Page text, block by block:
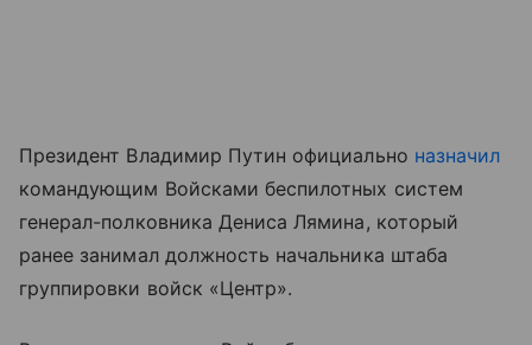
Президент Владимир Путин официально назначил
командующим Войсками беспилотных систем
генерал-полковника Дениса Лямина, который
ранее занимал должность начальника штаба
группировки войск «Центр».